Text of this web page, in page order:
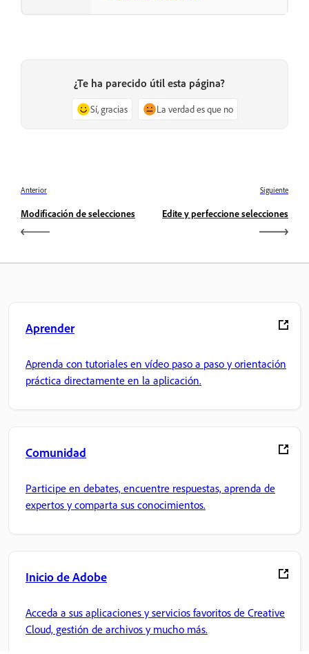
¿Te ha parecido útil esta página?
Sí, gracias La verdad es que no
Anterior
Modificación de selecciones
Siguiente
Edite y perfeccione selecciones
Aprender
Aprenda con tutoriales en vídeo paso a paso y orientación
práctica directamente en la aplicación.
Comunidad
Participe en debates, encuentre respuestas, aprenda de
expertos y comparta sus conocimientos.
Inicio de Adobe
Acceda a sus aplicaciones y servicios favoritos de Creative
Cloud, gestión de archivos y mucho más.